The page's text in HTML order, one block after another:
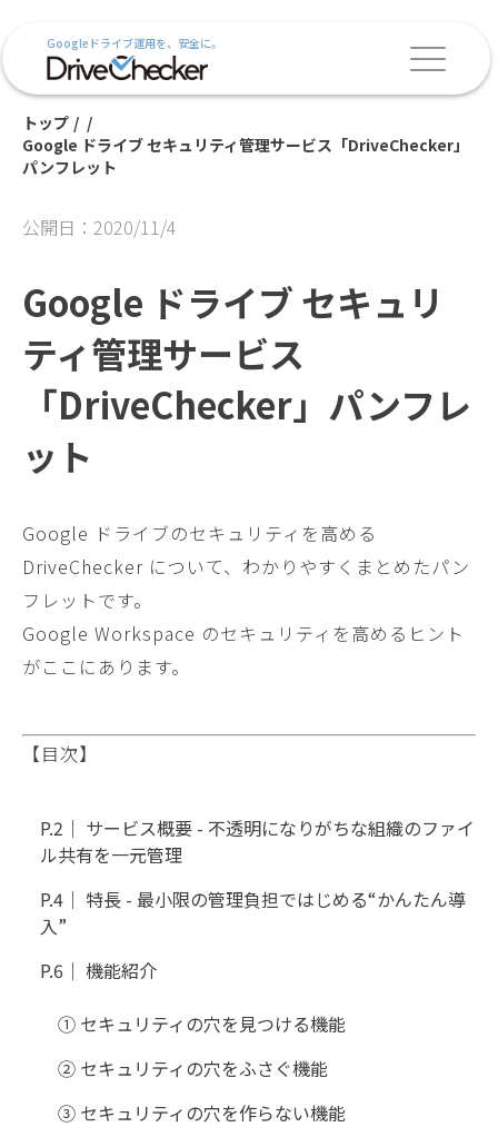
Googleドライブ運用を、安全に。
トップ / /
Google ドライブ セキュリティ管理サービス「DriveChecker」
パンフレット
公開日：2020/11/4
Google ドライブ セキュリ
ティ管理サービス
「DriveChecker」パンフレ
ット
Google ドライブのセキュリティを高める
DriveChecker について、わかりやすくまとめたパン
フレットです。
Google Workspace のセキュリティを高めるヒント
がここにあります。
【目次】
P.2｜ サービス概要 - 不透明になりがちな組織のファイ
ル共有を一元管理
P.4｜ 特長 - 最小限の管理負担ではじめる“かんたん導
入”
P.6｜ 機能紹介
① セキュリティの穴を見つける機能
② セキュリティの穴をふさぐ機能
③ セキュリティの穴を作らない機能